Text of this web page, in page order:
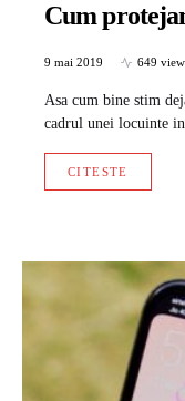
Cum
9 mai 2019 649
Asa cum bine stim
cadrul unei locuinte
CITESTE